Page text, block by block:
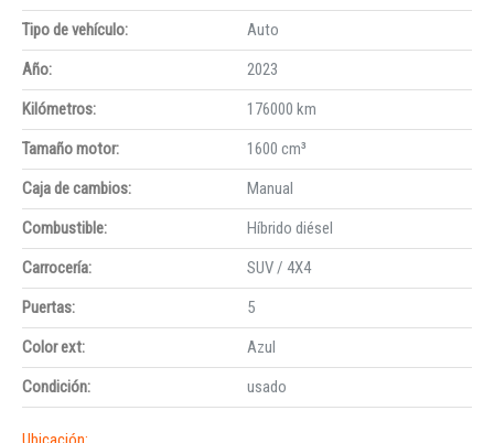
Tipo de vehículo:
Auto
Año:
2023
Kilómetros:
176000 km
Tamaño motor:
1600 cm³
Caja de cambios:
Manual
Combustible:
Híbrido diésel
Carrocería:
SUV / 4X4
Puertas:
5
Color ext:
Azul
Condición:
usado